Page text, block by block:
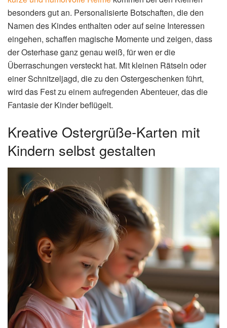
besonders gut an. Personalisierte Botschaften, die den
Namen des Kindes enthalten oder auf seine Interessen
eingehen, schaffen magische Momente und zeigen, dass
der Osterhase ganz genau weiß, für wen er die
Überraschungen versteckt hat. Mit kleinen Rätseln oder
einer Schnitzeljagd, die zu den Ostergeschenken führt,
wird das Fest zu einem aufregenden Abenteuer, das die
Fantasie der Kinder beflügelt.
Kreative Ostergrüße-Karten mit
Kindern selbst gestalten